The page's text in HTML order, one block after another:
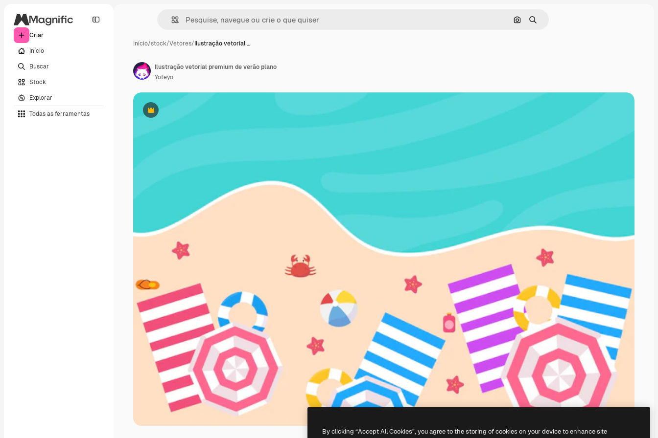
Criar
Início
Buscar
Stock
Explorar
Todas as ferramentas
Pesquisar por imagem
Buscar
Início/stock/Vetores/Ilustração vetorial …
Premium
Ilustração vetorial premium de verão plano
Yoteyo
By clicking “Accept All Cookies”, you agree to the storing of cookies on your device to enhance site